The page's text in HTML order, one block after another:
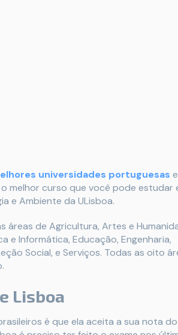
universidades portuguesas
melhor curso que você pode estudar
e Ambiente da ULisboa.
áreas de Agricultura, Artes e
e Informática, Educação, Engenharia,
Social, e Serviços. Todas as oito
Lisboa
é que ela aceita a sua nota do